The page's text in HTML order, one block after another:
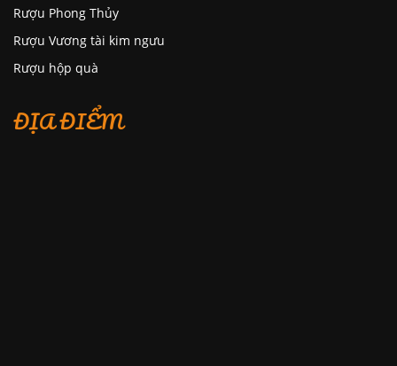
Rượu Phong Thủy
Rượu Vương tài kim ngưu
Rượu hộp quà
ĐỊA ĐIỂM